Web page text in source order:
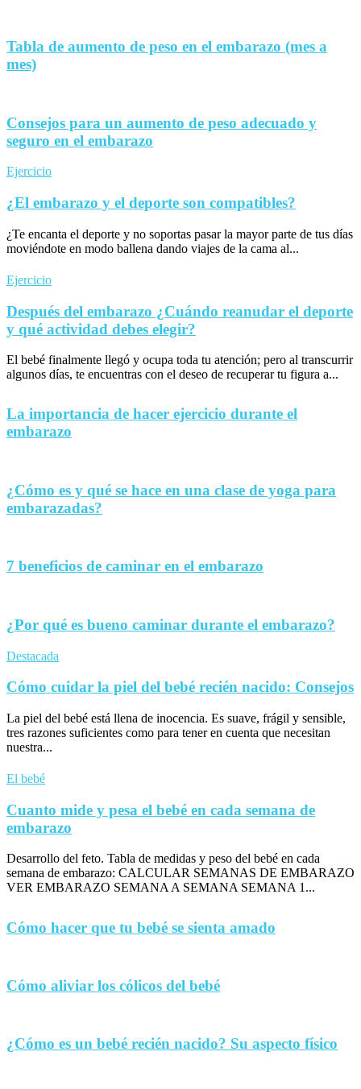
Tabla de aumento de peso en el embarazo (mes a
mes)
Consejos para un aumento de peso adecuado y
seguro en el embarazo
Ejercicio
¿El embarazo y el deporte son compatibles?
¿Te encanta el deporte y no soportas pasar la mayor parte de tus días
moviéndote en modo ballena dando viajes de la cama al...
Ejercicio
Después del embarazo ¿Cuándo reanudar el deporte
y qué actividad debes elegir?
El bebé finalmente llegó y ocupa toda tu atención; pero al transcurrir
algunos días, te encuentras con el deseo de recuperar tu figura a...
La importancia de hacer ejercicio durante el
embarazo
¿Cómo es y qué se hace en una clase de yoga para
embarazadas?
7 beneficios de caminar en el embarazo
¿Por qué es bueno caminar durante el embarazo?
Destacada
Cómo cuidar la piel del bebé recién nacido: Consejos
La piel del bebé está llena de inocencia. Es suave, frágil y sensible,
tres razones suficientes como para tener en cuenta que necesitan
nuestra...
El bebé
Cuanto mide y pesa el bebé en cada semana de
embarazo
Desarrollo del feto. Tabla de medidas y peso del bebé en cada
semana de embarazo: CALCULAR SEMANAS DE EMBARAZO
VER EMBARAZO SEMANA A SEMANA SEMANA 1...
Cómo hacer que tu bebé se sienta amado
Cómo aliviar los cólicos del bebé
¿Cómo es un bebé recién nacido? Su aspecto físico